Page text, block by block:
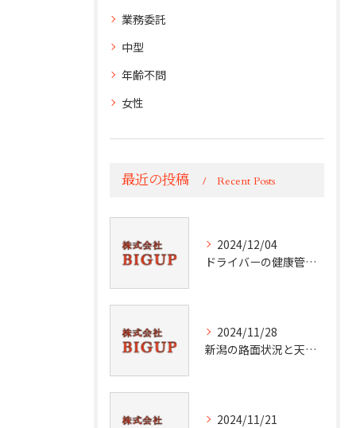
業務委託
中型
年齢不問
女性
最近の投稿 Recent Posts
2024/12/04
ドライバーの健康管理術
2024/11/28
新潟の路面状況と天候分析
2024/11/21